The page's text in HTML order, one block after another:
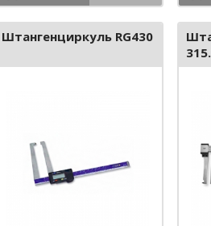
Штангенциркуль RG430